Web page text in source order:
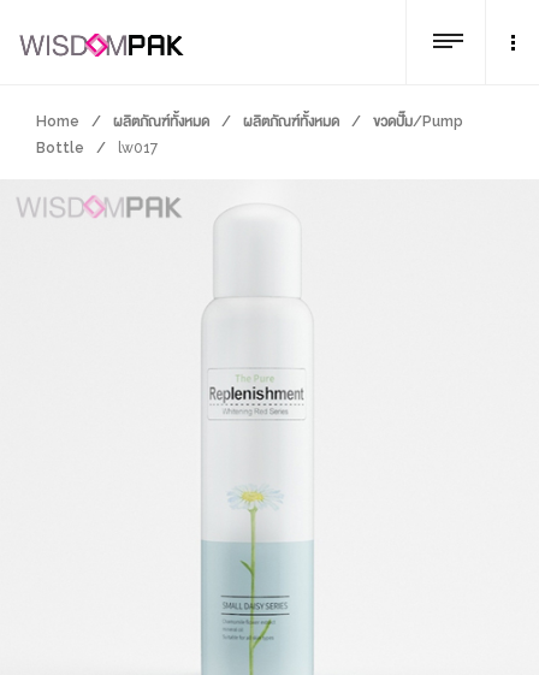
Home / ผลิตภัณฑ์ทั้งหมด / ผลิตภัณฑ์ทั้งหมด /
ขวดปั๊ม/Pump
Bottle
/ lw017